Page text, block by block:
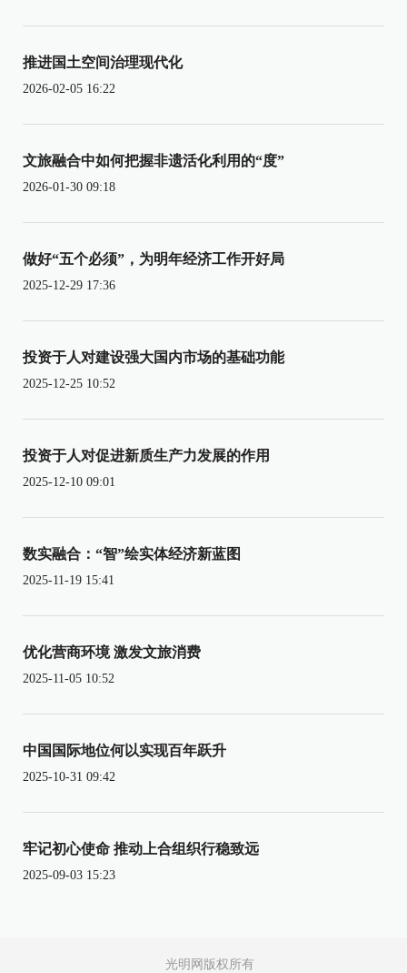
推进国土空间治理现代化
2026-02-05 16:22
文旅融合中如何把握非遗活化利用的“度”
2026-01-30 09:18
做好“五个必须”，为明年经济工作开好局
2025-12-29 17:36
投资于人对建设强大国内市场的基础功能
2025-12-25 10:52
投资于人对促进新质生产力发展的作用
2025-12-10 09:01
数实融合：“智”绘实体经济新蓝图
2025-11-19 15:41
优化营商环境 激发文旅消费
2025-11-05 10:52
中国国际地位何以实现百年跃升
2025-10-31 09:42
牢记初心使命 推动上合组织行稳致远
2025-09-03 15:23
光明网版权所有